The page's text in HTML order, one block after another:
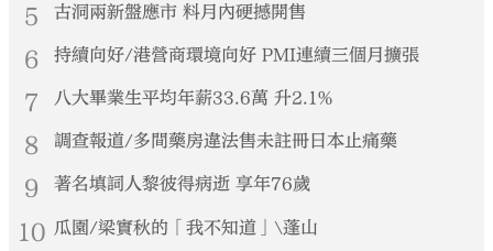
5 古洞兩新盤應市 料月內硬撼開售
6 持續向好/港營商環境向好 PMI連續三個月擴張
7 八大畢業生平均年薪33.6萬 升2.1%
8 調查報道/多間藥房違法售未註冊日本止痛藥
9 著名填詞人黎彼得病逝 享年76歲
10 瓜園/梁實秋的「我不知道」\蓬山